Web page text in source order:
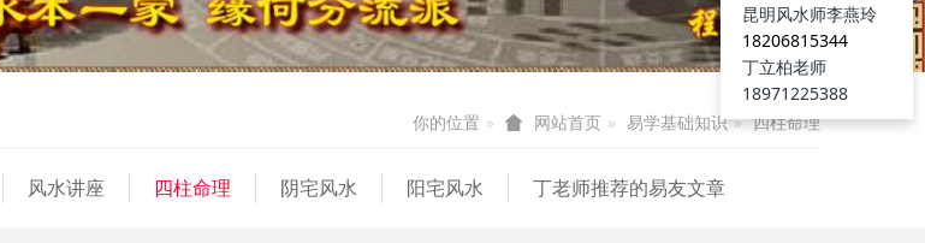
你的位置 网站首页 易学基础知识 四柱命理
风水讲座 四柱命理 阴宅风水 阳宅风水 丁老师推荐的易友文章
昆明风水师李燕玲
18206815344
丁立柏老师
18971225388